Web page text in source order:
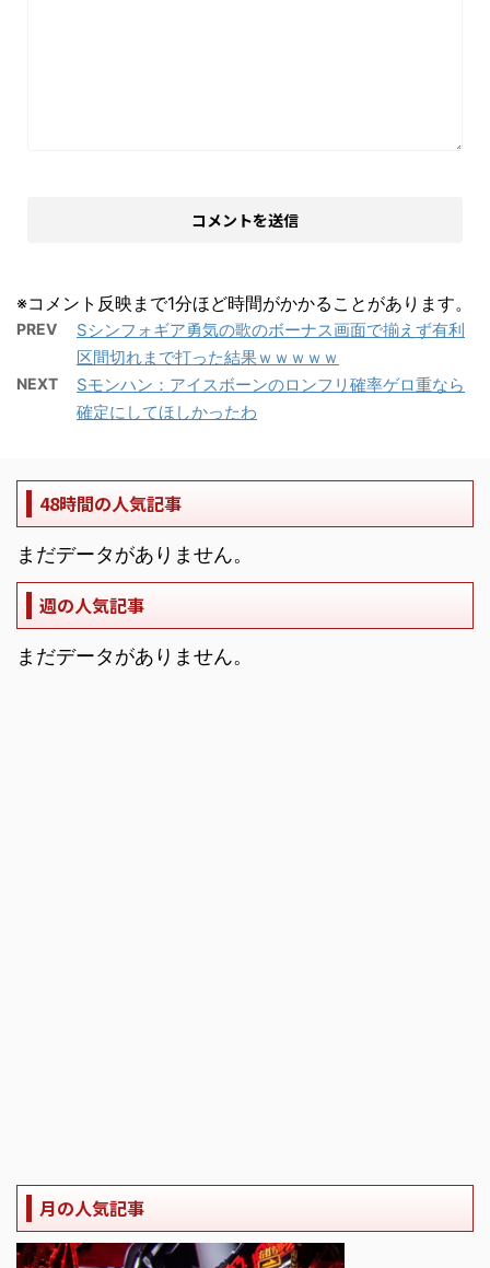
※コメント反映まで1分ほど時間がかかることがあります。
PREV
Sシンフォギア勇気の歌のボーナス画面で揃えず有利
区間切れまで打った結果ｗｗｗｗｗ
NEXT
Sモンハン：アイスボーンのロンフリ確率ゲロ重なら
確定にしてほしかったわ
48時間の人気記事
まだデータがありません。
週の人気記事
まだデータがありません。
月の人気記事